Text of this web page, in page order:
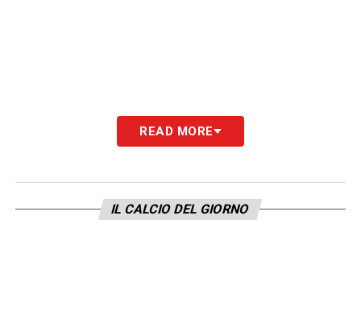
READ MORE
IL CALCIO DEL GIORNO